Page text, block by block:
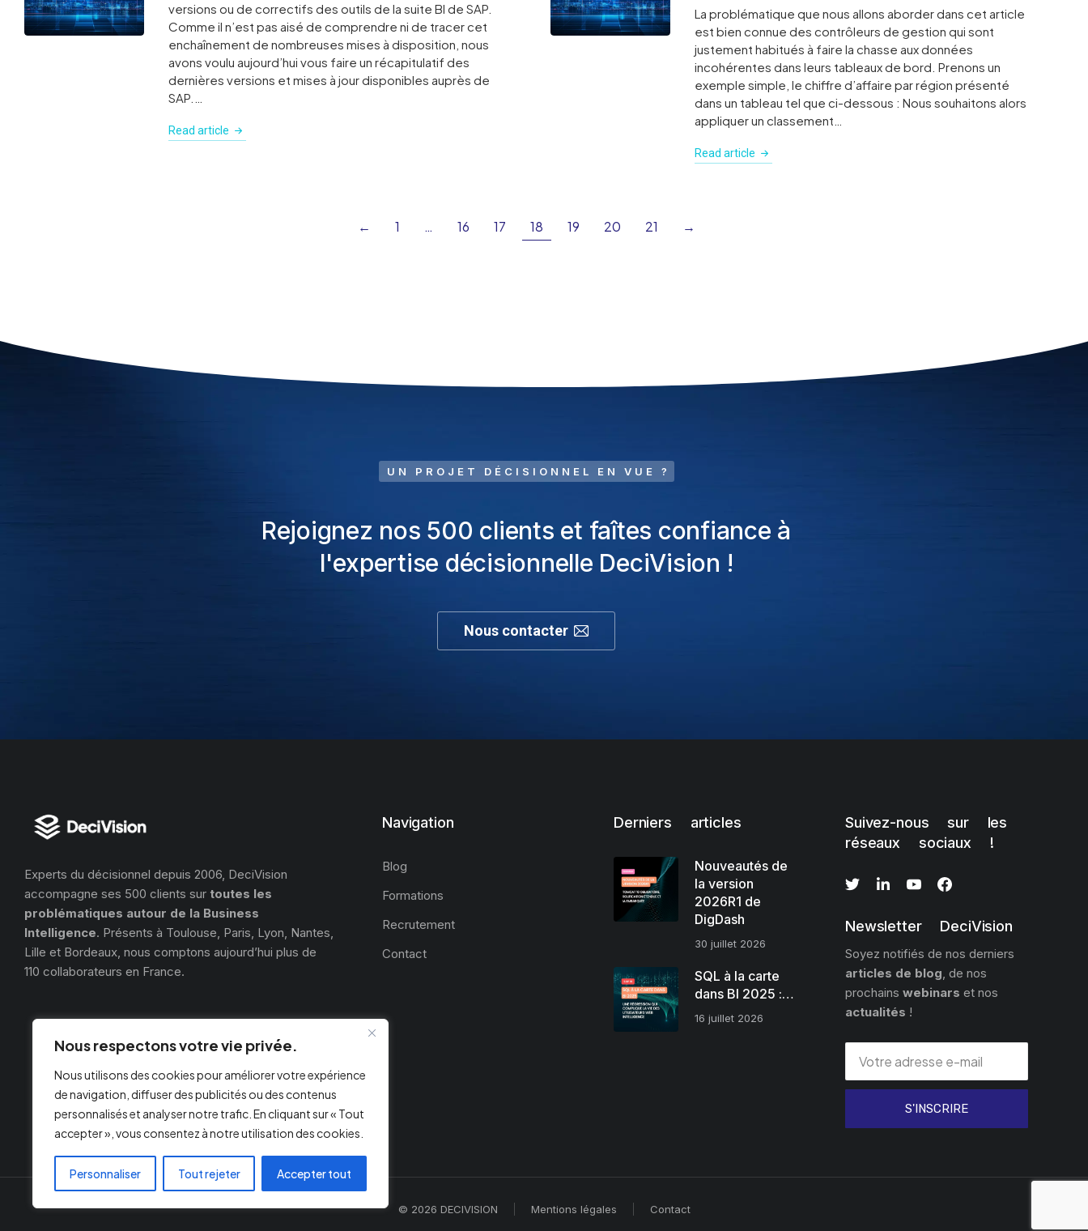
Nous respectons votre vie privée.
Nous utilisons des cookies pour améliorer votre expérience
de navigation, diffuser des publicités ou des contenus
personnalisés et analyser notre trafic. En cliquant sur « Tout
accepter », vous consentez à notre utilisation des cookies.
Personnaliser Tout rejeter Accepter tout
versions ou de correctifs des outils de la suite BI de SAP.
Comme il n’est pas aisé de comprendre ni de tracer cet
enchaînement de nombreuses mises à disposition, nous
avons voulu aujourd’hui vous faire un récapitulatif des
dernières versions et mises à jour disponibles auprès de
SAP.…
Read article
La problématique que nous allons aborder dans cet article
est bien connue des contrôleurs de gestion qui sont
justement habitués à faire la chasse aux données
incohérentes dans leurs tableaux de bord. Prenons un
exemple simple, le chiffre d’affaire par région présenté
dans un tableau tel que ci-dessous : Nous souhaitons alors
appliquer un classement…
Read article
← 1 … 16 17 18 19 20 21 →
UN PROJET DÉCISIONNEL EN VUE ?
Rejoignez nos 500 clients et faîtes confiance à
l'expertise décisionnelle DeciVision !
Nous contacter
Experts du décisionnel depuis 2006, DeciVision
accompagne ses 500 clients sur toutes les
problématiques autour de la Business
Intelligence. Présents à Toulouse, Paris, Lyon, Nantes,
Lille et Bordeaux, nous comptons aujourd’hui plus de
110 collaborateurs en France.
Navigation
Blog
Formations
Recrutement
Contact
Derniers articles
Nouveautés de
la version
2026R1 de
DigDash
30 juillet 2026
SQL à la carte
dans BI 2025 :…
16 juillet 2026
Suivez-nous sur les
réseaux sociaux !
Newsletter DeciVision
Soyez notifiés de nos derniers
articles de blog, de nos
prochains webinars et nos
actualités !
S'INSCRIRE
© 2026 DECIVISION Mentions légales Contact